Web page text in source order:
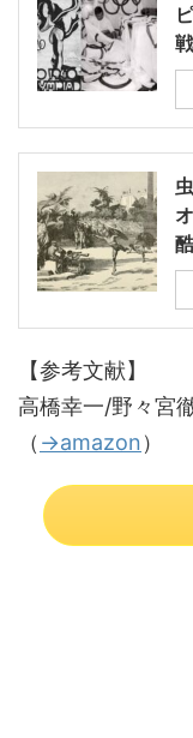
酷
【参考文献】
高橋幸一/野々宮
（ →amazon）